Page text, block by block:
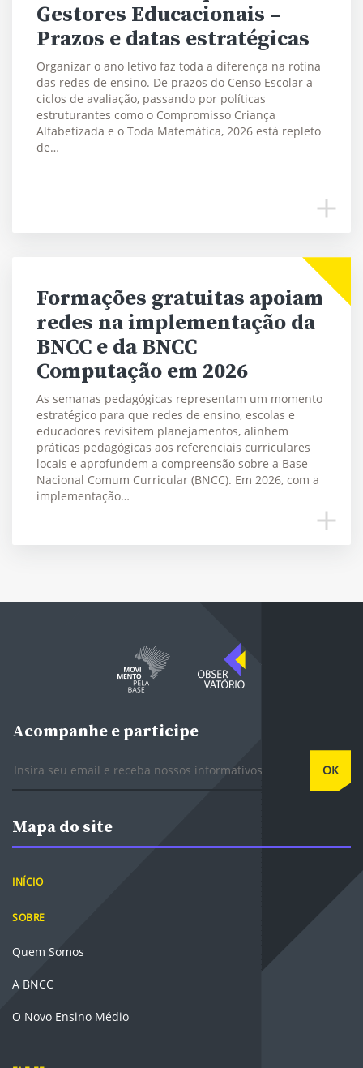
Gestores Educacionais –
Prazos e datas estratégicas
Organizar o ano letivo faz toda a diferença na rotina
das redes de ensino. De prazos do Censo Escolar a
ciclos de avaliação, passando por políticas
estruturantes como o Compromisso Criança
Alfabetizada e o Toda Matemática, 2026 está repleto
de…
Formações gratuitas apoiam
redes na implementação da
BNCC e da BNCC
Computação em 2026
As semanas pedagógicas representam um momento
estratégico para que redes de ensino, escolas e
educadores revisitem planejamentos, alinhem
práticas pedagógicas aos referenciais curriculares
locais e aprofundem a compreensão sobre a Base
Nacional Comum Curricular (BNCC). Em 2026, com a
implementação…
Acompanhe e participe
OK
Mapa do site
INÍCIO
SOBRE
Quem Somos
A BNCC
O Novo Ensino Médio